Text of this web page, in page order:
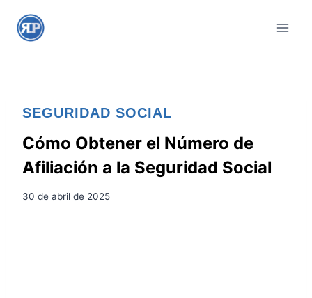
SEGURIDAD SOCIAL
Cómo Obtener el Número de
Afiliación a la Seguridad Social
30 de abril de 2025